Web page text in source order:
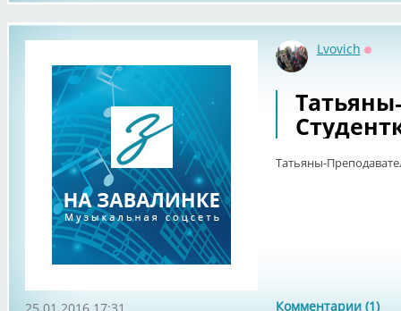
Lvovich
Татьяны-
Комментарии (1)